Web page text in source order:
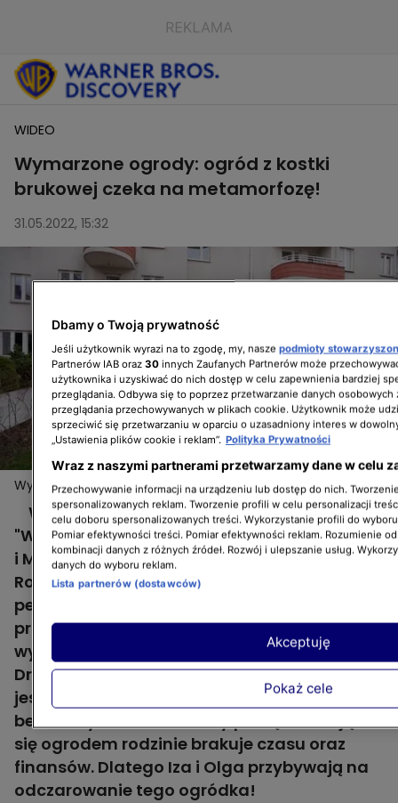
WIDEO
Wymarzone ogrody: ogród z kostki
brukowej czeka na metamorfozę!
31.05.2022, 15:32
Wymarzone ogrody: ogród z kostki brukowej czeka
na metamorfozę!
Więcej
W siódmym odcinku piątego sezonu
"Wymarzonych ogrodów" poznamy Karolinę
i Marcina wraz z dwójką małych synków.
Rodzina mieszka w uroczym mieszkaniu
pełnym pięknych roślin, do którego
przynależy ogródek, który w połowie
wyłożony jest paskudną, zarośniętą kostką.
Druga połowa to trawnik, a całość otoczona
jest szpecącym rozpadającym się
betonowym murkiem. Aby porządnie zająć
się ogrodem rodzinie brakuje czasu oraz
finansów. Dlatego Iza i Olga przybywają na
odczarowanie tego ogródka!
Dbamy o Twoją prywatność
Jeśli użytkownik wyrazi na to zgodę, my, nasze podmioty
Partnerów IAB oraz 30 innych Zaufanych Partnerów może
użytkownika i uzyskiwać do nich dostęp w celu zapewnienia bardziej
przeglądania. Odbywa się to poprzez przetwarzanie danych osobowych
przeglądania przechowywanych w plikach cookie. Użytkownik może
sprzeciwić się przetwarzaniu w oparciu o uzasadniony interes w
„Ustawienia plików cookie i reklam”. Polityka Prywatności
Wraz z naszymi partnerami przetwarzamy dane w celu
Przechowywanie informacji na urządzeniu lub dostęp do nich.
spersonalizowanych reklam. Tworzenie profili w celu personalizacji
celu doboru spersonalizowanych treści. Wykorzystanie profili do
Pomiar efektywności treści. Pomiar efektywności reklam. Rozumienie
kombinacji danych z różnych źródeł. Rozwój i ulepszanie usług.
danych do wyboru reklam.
Lista partnerów (dostawców)
Pokaż cele
Akceptuję